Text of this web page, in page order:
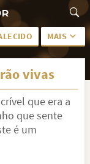
MAIS
PALAVRAS
EM PAZ
PARA AMIGO
vivas
que era a
que sente
é um